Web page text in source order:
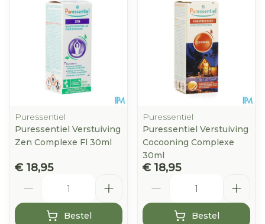
Puressentiel
Puressentiel Verstuiving
Zen Complexe Fl 30ml
€ 18,95
Bestel
Puressentiel
Puressentiel Verstuiving
Cocooning Complexe
30ml
€ 18,95
Bestel